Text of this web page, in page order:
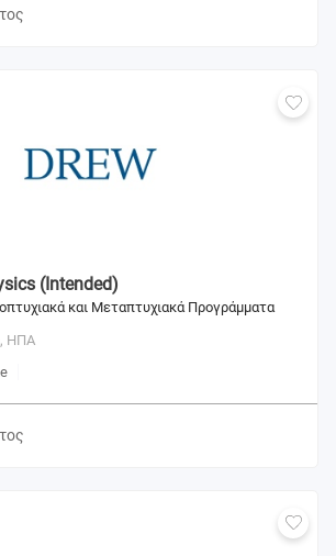
(Intended)
και Μεταπτυχιακά Προγράμματα
ΗΠΑ